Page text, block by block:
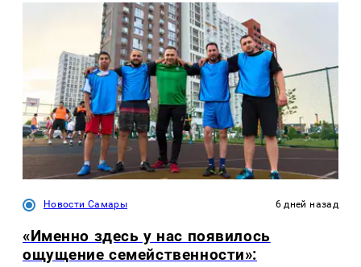
Новости Самары 6 дней назад
«Именно здесь у нас появилось
ощущение семейственности»: